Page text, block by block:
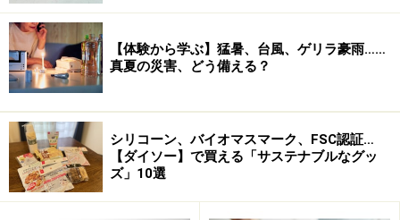
【編集部おすすめの購入サイト】
Amazonで人気の家事用品をチェック！
【体験から学ぶ】猛暑、台風、ゲリラ豪雨……
真夏の災害、どう備える？
シリコーン、バイオマスマーク、FSC認証…
【ダイソー】で買える「サステナブルなグッ
ズ」10選